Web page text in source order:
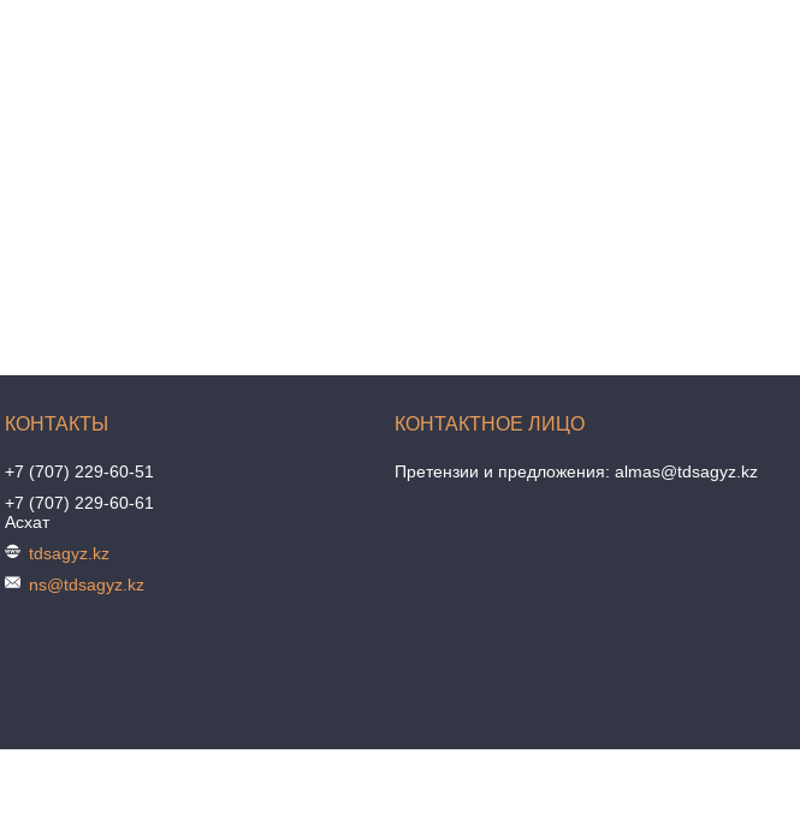
+7 (707) 229-60-51
+7 (707) 229-60-61
Асхат
tdsagyz.kz
ns@tdsagyz.kz
Претензии и предложения: almas@tdsagyz.kz